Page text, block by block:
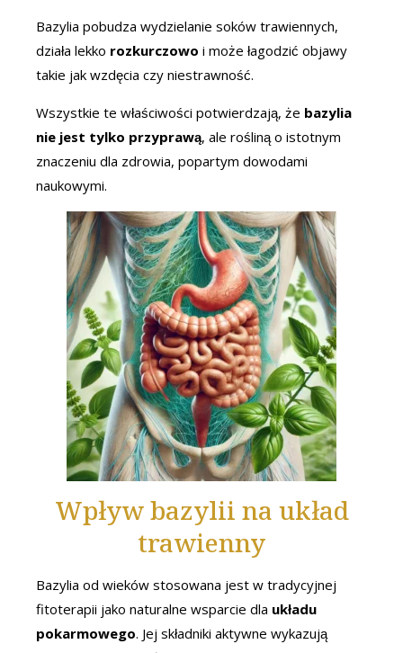
Bazylia pobudza wydzielanie soków trawiennych,
działa lekko rozkurczowo i może łagodzić objawy
takie jak wzdęcia czy niestrawność.
Wszystkie te właściwości potwierdzają, że bazylia
nie jest tylko przyprawą, ale rośliną o istotnym
znaczeniu dla zdrowia, popartym dowodami
naukowymi.
Wpływ bazylii na układ
trawienny
Bazylia od wieków stosowana jest w tradycyjnej
fitoterapii jako naturalne wsparcie dla układu
pokarmowego. Jej składniki aktywne wykazują